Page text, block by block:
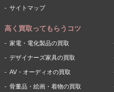
サイトマップ
高く買取ってもらうコツ
家電・電化製品の買取
デザイナーズ家具の買取
AV・オーディオの買取
骨董品・絵画・着物の買取